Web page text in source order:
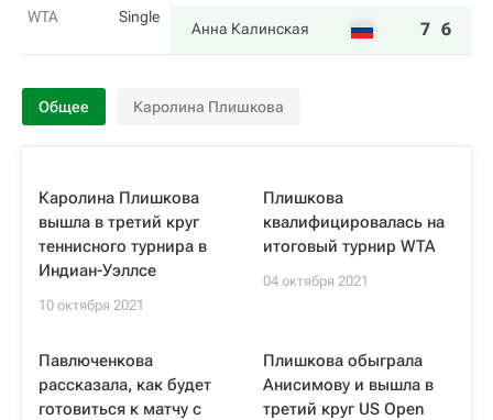
WTA
Single
Анна Калинская 7 6
Общее Каролина Плишкова
Каролина Плишкова
вышла в третий круг
теннисного турнира в
Индиан-Уэллсе
10 октября 2021
Плишкова
квалифицировалась на
итоговый турнир WTA
04 октября 2021
Павлюченкова
рассказала, как будет
готовиться к матчу с
Плишкова обыграла
Анисимову и вышла в
третий круг US Open